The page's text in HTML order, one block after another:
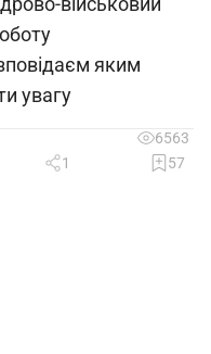
яким
увагу
6563
1
57